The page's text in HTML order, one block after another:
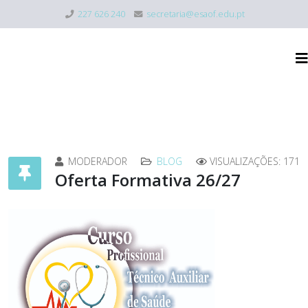
227 626 240 secretaria@esaof.edu.pt
MODERADOR BLOG VISUALIZAÇÕES: 171
Oferta Formativa 26/27